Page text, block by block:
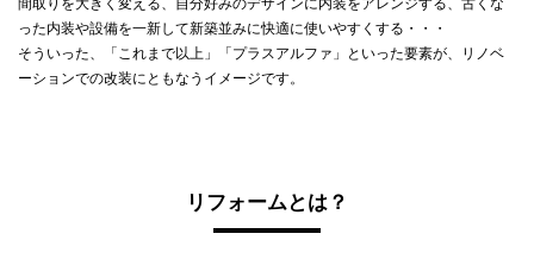
った内装や設備を一新して新築並みに快適に使いやすくする・・・
そういった、「これまで以上」「プラスアルファ」といった要素が、リノベ
ーションでの改装にともなうイメージです。
リフォームとは？